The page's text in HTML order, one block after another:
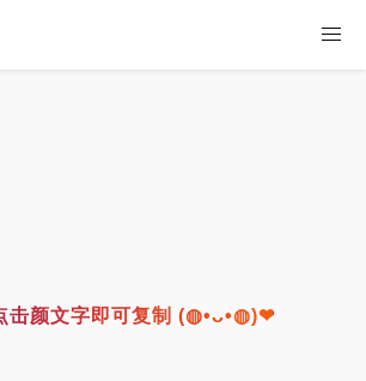
击颜文字即可复制 (◍•ᴗ•◍)❤